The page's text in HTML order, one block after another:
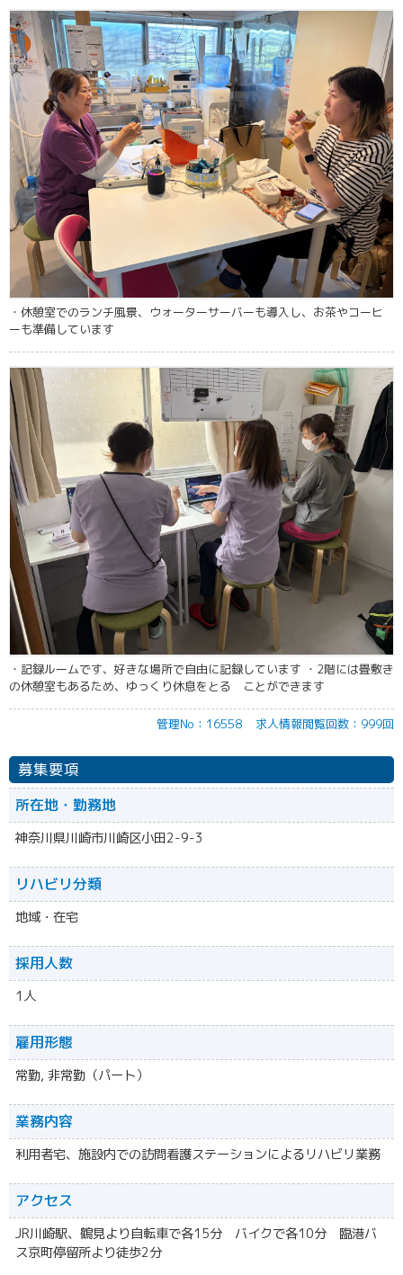
・休憩室でのランチ風景、ウォーターサーバーも導入し、お茶やコーヒ
ーも準備しています
・記録ルームです、好きな場所で自由に記録しています ・2階には畳敷き
の休憩室もあるため、ゆっくり休息をとる ことができます
管理No：16558 求人情報閲覧回数：999回
募集要項
所在地・勤務地
神奈川県川崎市川崎区小田2-9-3
リハビリ分類
地域・在宅
採用人数
1人
雇用形態
常勤, 非常勤（パート）
業務内容
利用者宅、施設内での訪問看護ステーションによるリハビリ業務
アクセス
JR川崎駅、鶴見より自転車で各15分 バイクで各10分 臨港バ
ス京町停留所より徒歩2分